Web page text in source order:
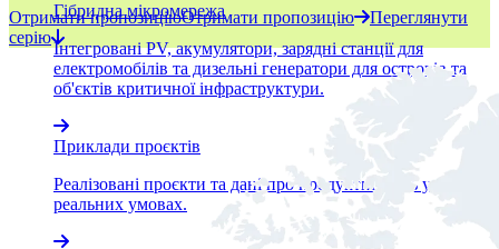
Гібридна мікромережа
Інтегровані PV, акумулятори, зарядні станції для
електромобілів та дизельні генератори для островів та
об'єктів критичної інфраструктури.
Приклади проєктів
Реалізовані проєкти та дані про продуктивність у
реальних умовах.
Отримати пропозиціюОтримати пропозицію
Переглянути
серію